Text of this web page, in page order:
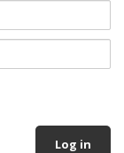
Log in